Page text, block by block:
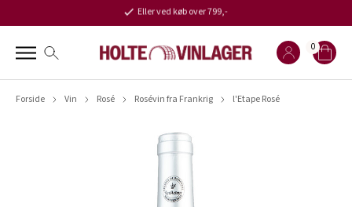
Eller ved køb over 799,-
0
Forside Vin Rosé Rosévin fra Frankrig l'Etape Rosé